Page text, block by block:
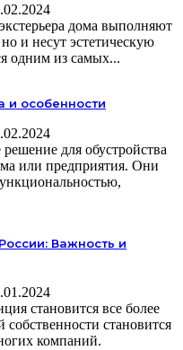
дома выполняют
и несут эстетическую
одним из самых...
и особенности
для обустройства
или предприятия. Они
Важность и
становится все более
становится
компаний.